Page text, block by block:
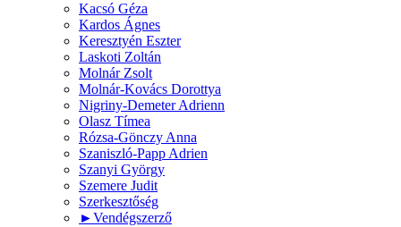
Kacsó Géza
Kardos Ágnes
Keresztyén Eszter
Laskoti Zoltán
Molnár Zsolt
Molnár-Kovács Dorottya
Nigriny-Demeter Adrienn
Olasz Tímea
Rózsa-Gönczy Anna
Szaniszló-Papp Adrien
Szanyi György
Szemere Judit
Szerkesztőség
►Vendégszerző